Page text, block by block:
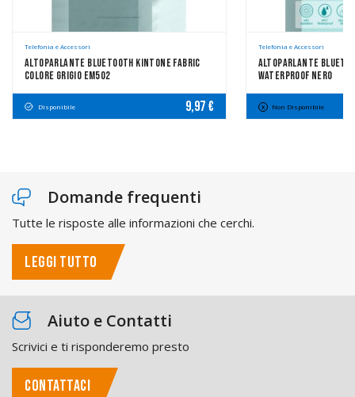
Telefonia e Accessori
Altoparlante Bluetooth Kintone Fabric
Colore Grigio EM502
Disponibile 9,97 €
Telefonia e Accessori
Altoparlante
Waterproof Nero
Non Disponibile
Domande frequenti
Tutte le risposte alle informazioni che cerchi.
LEGGI TUTTO
Aiuto e Contatti
Scrivici e ti risponderemo presto
CONTATTACI